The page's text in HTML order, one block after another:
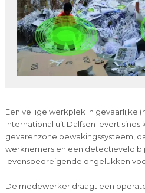
Een veilige werkplek in gevaarlijke
International uit Dalfsen levert sinds
gevarenzone bewakingssysteem,
werknemers en een detectieveld
levensbedreigende ongelukken
De medewerker draagt een